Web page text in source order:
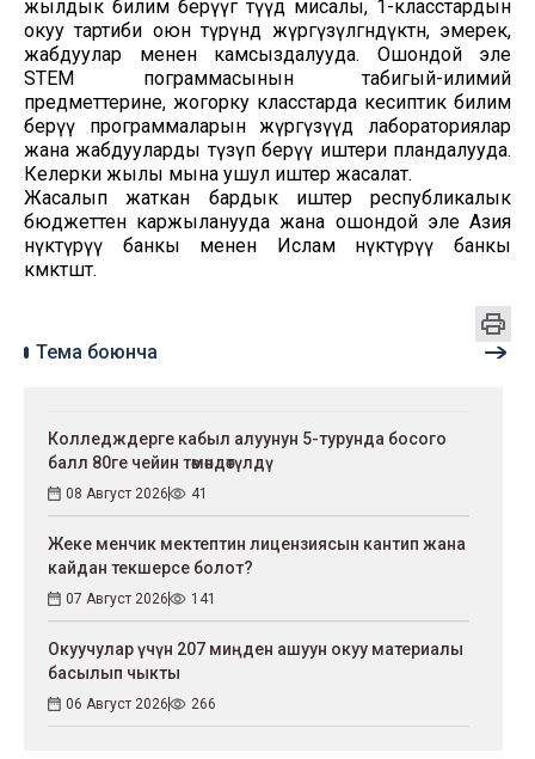
жылдык билим берүүгө өтүүдө мисалы, 1-класстардын
окуу тартиби оюн түрүндө жүргүзүлгөндүктөн, эмерек,
жабдуулар менен камсыздалууда. Ошондой эле
STEM пограммасынын табигый-илимий
предметтерине, жогорку класстарда кесиптик билим
берүү программаларын жүргүзүүдө лабораториялар
жана жабдууларды түзүп берүү иштери пландалууда.
Келерки жылы мына ушул иштер жасалат.
Жасалып жаткан бардык иштер республикалык
бюджеттен каржыланууда жана ошондой эле Азия
өнүктүрүү банкы менен Ислам өнүктүрүү банкы
көмөктөшөт.
Тема боюнча
Колледждерге кабыл алуунун 5-турунда босого
балл 80ге чейин төмөндөтүлдү
08 Август 2026 41
Жеке менчик мектептин лицензиясын кантип жана
кайдан текшерсе болот?
07 Август 2026 141
Окуучулар үчүн 207 миңден ашуун окуу материалы
басылып чыкты
06 Август 2026 266